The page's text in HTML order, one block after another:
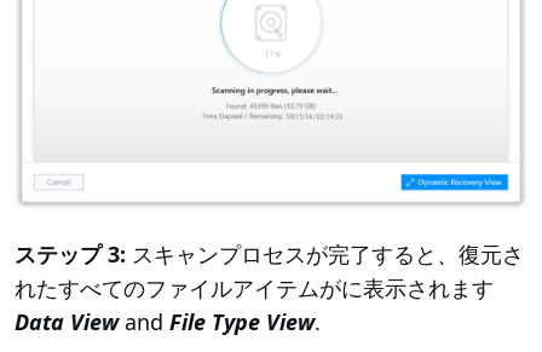
ステップ 3: スキャンプロセスが完了すると、復元さ
れたすべてのファイルアイテムがに表示されます
Data Viewand File Type View.